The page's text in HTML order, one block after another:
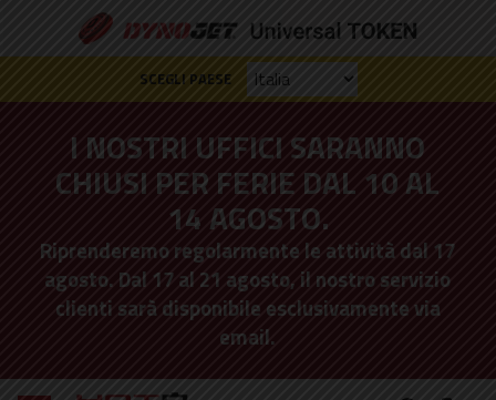
SCEGLI PAESE
I NOSTRI UFFICI SARANNO
CHIUSI PER FERIE DAL 10 AL
14 AGOSTO.
Riprenderemo regolarmente le attività dal 17
agosto. Dal 17 al 21 agosto, il nostro servizio
clienti sarà disponibile esclusivamente via
email.